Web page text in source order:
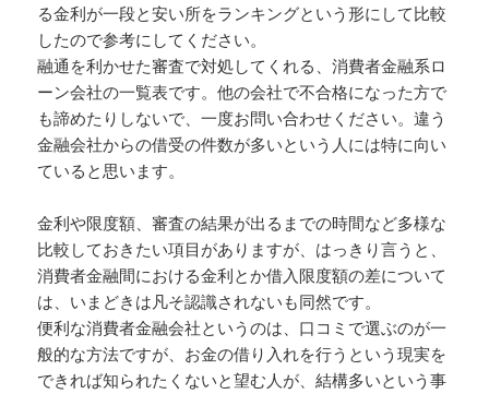
る金利が一段と安い所をランキングという形にして比較
したので参考にしてください。
融通を利かせた審査で対処してくれる、消費者金融系ロ
ーン会社の一覧表です。他の会社で不合格になった方で
も諦めたりしないで、一度お問い合わせください。違う
金融会社からの借受の件数が多いという人には特に向い
ていると思います。
金利や限度額、審査の結果が出るまでの時間など多様な
比較しておきたい項目がありますが、はっきり言うと、
消費者金融間における金利とか借入限度額の差について
は、いまどきは凡そ認識されないも同然です。
便利な消費者金融会社というのは、口コミで選ぶのが一
般的な方法ですが、お金の借り入れを行うという現実を
できれば知られたくないと望む人が、結構多いという事